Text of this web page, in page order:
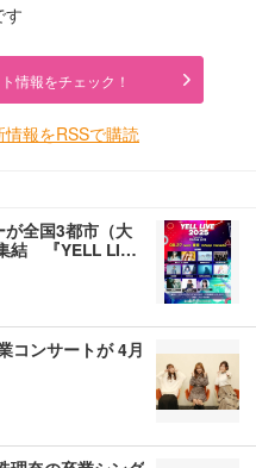
す
情報をチェック！
報をRSSで購読
全国3都市（大
結 『YELL LI…
コンサートが 4月